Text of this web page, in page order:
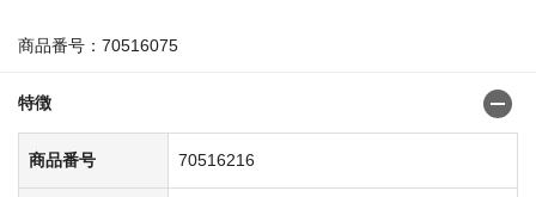
商品番号：70516075
特徴
商品番号 70516216